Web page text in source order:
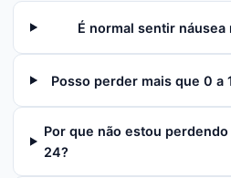
É normal sentir náusea
Posso perder mais que 0 a
Por que não estou
24?